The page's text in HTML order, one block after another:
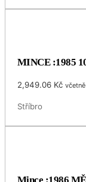
MINCE :1985
2,949.06 Kč
Stříbro
Mince :1986